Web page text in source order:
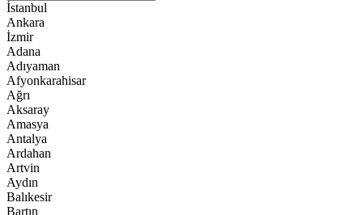
İstanbul
Ankara
İzmir
Adana
Adıyaman
Afyonkarahisar
Ağrı
Aksaray
Amasya
Antalya
Ardahan
Artvin
Aydın
Balıkesir
Bartın